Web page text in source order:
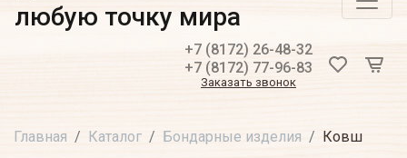
любую точку мира
+7 (8172) 26-48-32
+7 (8172) 77-96-83
Заказать звонок
Главная Каталог Бондарные изделия Ковш